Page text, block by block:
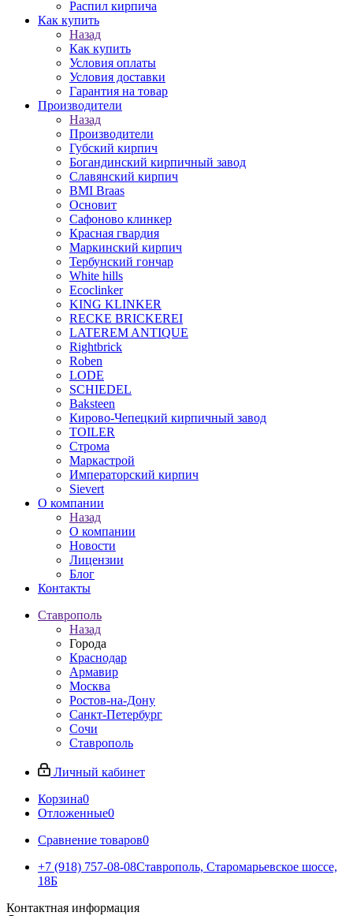
Распил кирпича
Как купить
Назад
Как купить
Условия оплаты
Условия доставки
Гарантия на товар
Производители
Назад
Производители
Губский кирпич
Богандинский кирпичный завод
Славянский кирпич
BMI Braas
Основит
Сафоново клинкер
Красная гвардия
Маркинский кирпич
Тербунский гончар
White hills
Ecoclinker
KING KLINKER
RECKE BRICKEREI
LATEREM ANTIQUE
Rightbrick
Roben
LODE
SCHIEDEL
Baksteen
Кирово-Чепецкий кирпичный завод
TOILER
Строма
Маркастрой
Императорский кирпич
Sievert
О компании
Назад
О компании
Новости
Лицензии
Блог
Контакты
Ставрополь
Назад
Города
Краснодар
Армавир
Москва
Ростов-на-Дону
Санкт-Петербург
Сочи
Ставрополь
Личный кабинет
Корзина0
Отложенные0
Сравнение товаров0
+7 (918) 757-08-08Ставрополь, Старомарьевское шоссе,
18Б
Контактная информация